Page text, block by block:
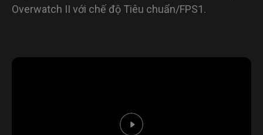
Overwatch II với chế độ Tiêu chuẩn/FPS1.